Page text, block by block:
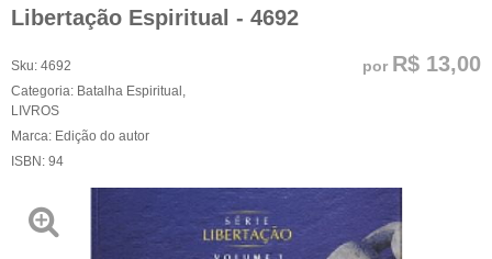
Libertação Espiritual - 4692
Sku: 4692
Categoria: Batalha Espiritual
LIVROS
Marca: Edição do autor
ISBN: 94
por R$ 13,00